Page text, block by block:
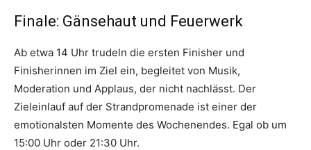
Finale: Gänsehaut und Feuerwerk
Ab etwa 14 Uhr trudeln die ersten Finisher und
Finisherinnen im Ziel ein, begleitet von Musik,
Moderation und Applaus, der nicht nachlässt. Der
Zieleinlauf auf der Strandpromenade ist einer der
emotionalsten Momente des Wochenendes. Egal ob um
15:00 Uhr oder 21:30 Uhr.